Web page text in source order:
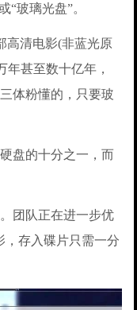
“玻璃光盘”。
高清电影(非蓝光原
年甚至数十亿年，
体粉懂的，只要玻
盘的十分之一，而
团队正在进一步优
，存入碟片只需一分